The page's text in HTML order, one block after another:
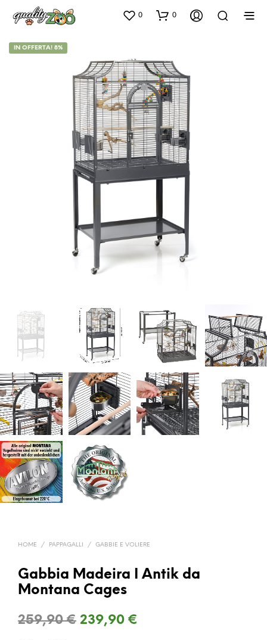
0 0
IN OFFERTA! 8%
HOME / PAPPAGALLI / GABBIE E VOLIERE
Gabbia Madeira I Antik da
Montana Cages
259,90€ Il
239,90 €